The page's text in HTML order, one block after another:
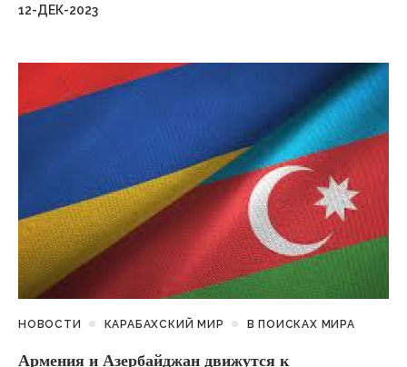
12-ДЕК-2023
НОВОСТИ КАРАБАХСКИЙ МИР В ПОИСКАХ МИРА
Армения и Азербайджан движутся к